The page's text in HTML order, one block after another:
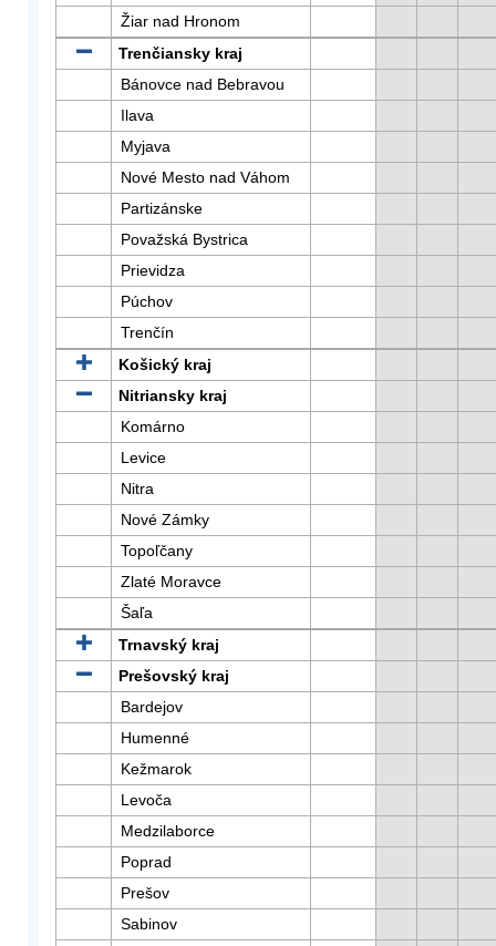
Žiar nad Hronom
Trenčiansky kraj
Bánovce nad Bebravou
Ilava
Myjava
Nové Mesto nad Váhom
Partizánske
Považská Bystrica
Prievidza
Púchov
Trenčín
Košický kraj
Nitriansky kraj
Komárno
Levice
Nitra
Nové Zámky
Topoľčany
Zlaté Moravce
Šaľa
Trnavský kraj
Prešovský kraj
Bardejov
Humenné
Kežmarok
Levoča
Medzilaborce
Poprad
Prešov
Sabinov